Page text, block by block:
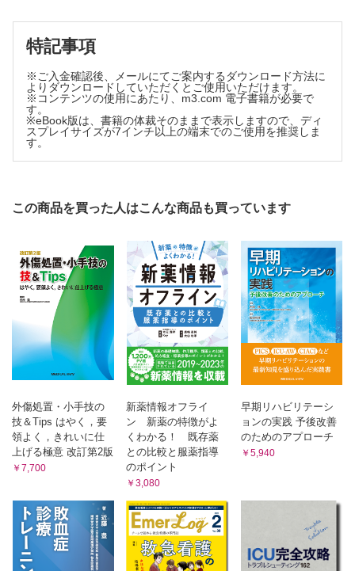
特記事項
※ご入金確認後、メールにてご案内するダウンロード方法に
よりダウンロードしていただくとご使用いただけます。
※コンテンツの使用にあたり、m3.com 電子書籍が必要で
す。
※eBook版は、書籍の体裁そのままで表示しますので、ディ
スプレイサイズが7インチ以上の端末でのご使用を推奨しま
す。
この商品を買った人はこんな商品も買っています
外傷処置・小手技の
技＆Tips はやく，要
領よく，きれいに仕
上げる極意 改訂第2版
￥7,700
新薬情報オフライ
ン 新薬の特徴がよ
くわかる！ 既存薬
との比較と服薬指導
のポイント
￥3,080
早期リハビリテーシ
ョンの実践 予後改善
のためのアプローチ
￥5,940